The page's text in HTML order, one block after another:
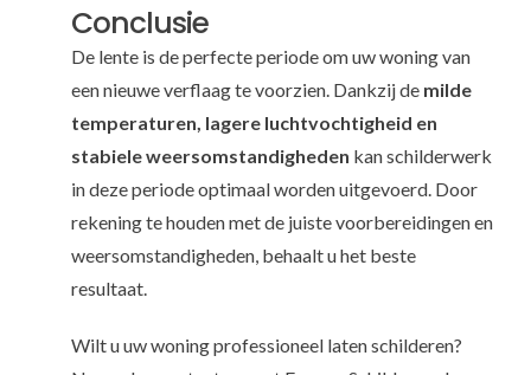
Conclusie
De lente is de perfecte periode om uw woning van
een nieuwe verflaag te voorzien. Dankzij de milde
temperaturen, lagere luchtvochtigheid en
stabiele weersomstandigheden kan schilderwerk
in deze periode optimaal worden uitgevoerd. Door
rekening te houden met de juiste voorbereidingen en
weersomstandigheden, behaalt u het beste
resultaat.
Wilt u uw woning professioneel laten schilderen?